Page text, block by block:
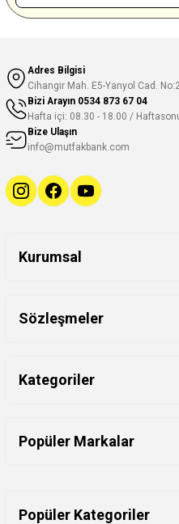
Adres Bilgisi
Cihangir Mah. E5-Yanyol Cad.
Bizi Arayın 0534 873 67 04
Hafta içi: 08.30 - 18.00 /
Bize Ulaşın
info@mutfakbank.com
Kurumsal
Sözleşmeler
Kategoriler
Popüler Markalar
Popüler Kategoriler